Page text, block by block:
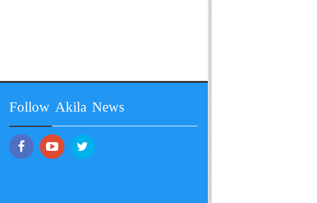
Follow Akila News